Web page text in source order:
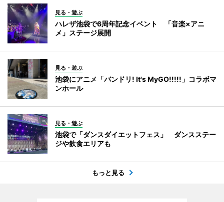
見る・遊ぶ
ハレザ池袋で6周年記念イベント 「音楽×アニ
メ」ステージ展開
見る・遊ぶ
池袋にアニメ「バンドリ! It's MyGO!!!!!」コラボマ
ンホール
見る・遊ぶ
池袋で「ダンスダイエットフェス」 ダンスステー
ジや飲食エリアも
もっと見る